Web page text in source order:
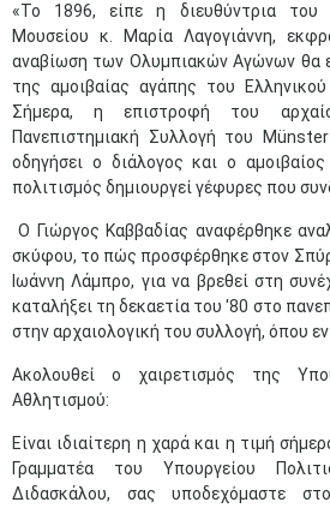
«Το 1896, είπε η διευθύντρια του
Μουσείου κ. Μαρία Λαγογιάννη,
αναβίωση των Ολυμπιακών Αγώνων θα
της αμοιβαίας αγάπης του
Σήμερα, η επιστροφή του
Πανεπιστημιακή Συλλογή του
οδηγήσει ο διάλογος και ο
πολιτισμός δημιουργεί γέφυρες που
Ο Γιώργος Καββαδίας αναφέρθηκε
σκύφου, το πώς προσφέρθηκε στον
Ιωάννη Λάμπρο, για να βρεθεί στη
καταλήξει τη δεκαετία του '80 στο
στην αρχαιολογική του συλλογή, όπου
Ακολουθεί ο χαιρετισμός της
Αθλητισμού:
Είναι ιδιαίτερη η χαρά και η τιμή
Γραμματέα του Υπουργείου
Διδασκάλου, σας υποδεχόμαστε